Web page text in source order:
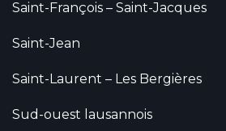
Saint-François – Saint-Jacques
Saint-Jean
Saint-Laurent – Les Bergières
Sud-ouest lausannois